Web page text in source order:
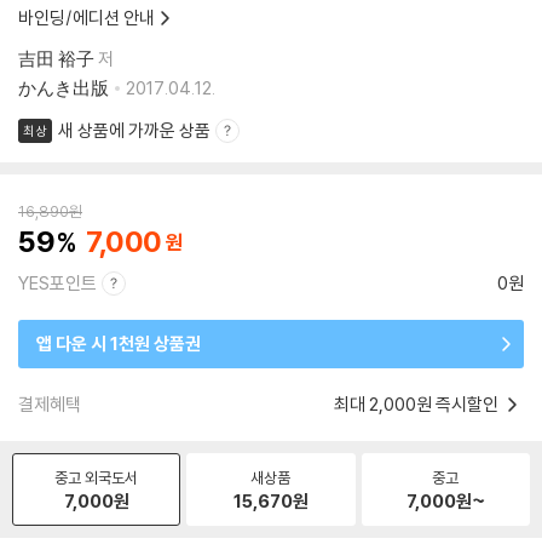
바인딩/에디션 안내
吉田 裕子저
かんき出版
2017.04.12.
최상 새 상품에 가까운 상품
16,890원
59 7,000
YES포인트 0원
앱 다운 시 1천원 상품권
결제혜택 최대 2,000원 즉시할인
중고 외국도서
7,000원
새상품
15,670원
중고
7,000원~